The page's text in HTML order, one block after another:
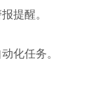
提醒。
化任务。